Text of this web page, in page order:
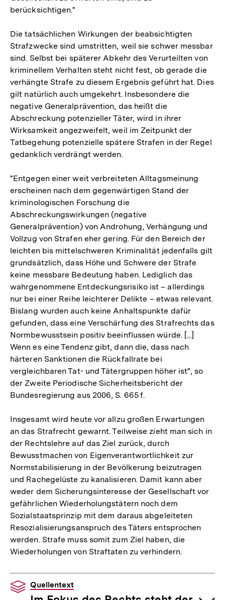
berücksichtigen."
Die tatsächlichen Wirkungen der beabsichtigten
Strafzwecke sind umstritten, weil sie schwer messbar
sind. Selbst bei späterer Abkehr des Verurteilten von
kriminellem Verhalten steht nicht fest, ob gerade die
verhängte Strafe zu diesem Ergebnis geführt hat. Dies
gilt natürlich auch umgekehrt. Insbesondere die
negative Generalprävention, das heißt die
Abschreckung potenzieller Täter, wird in ihrer
Wirksamkeit angezweifelt, weil im Zeitpunkt der
Tatbegehung potenzielle spätere Strafen in der Regel
gedanklich verdrängt werden.
"Entgegen einer weit verbreiteten Alltagsmeinung
erscheinen nach dem gegenwärtigen Stand der
kriminologischen Forschung die
Abschreckungswirkungen (negative
Generalprävention) von Androhung, Verhängung und
Vollzug von Strafen eher gering. Für den Bereich der
leichten bis mittelschweren Kriminalität jedenfalls gilt
grundsätzlich, dass Höhe und Schwere der Strafe
keine messbare Bedeutung haben. Lediglich das
wahrgenommene Entdeckungsrisiko ist – allerdings
nur bei einer Reihe leichterer Delikte – etwas relevant.
Bislang wurden auch keine Anhaltspunkte dafür
gefunden, dass eine Verschärfung des Strafrechts das
Normbewusstsein positiv beeinflussen würde. [...]
Wenn es eine Tendenz gibt, dann die, dass nach
härteren Sanktionen die Rückfallrate bei
vergleichbaren Tat- und Tätergruppen höher ist", so
der Zweite Periodische Sicherheitsbericht der
Bundesregierung aus 2006, S. 665 f.
Insgesamt wird heute vor allzu großen Erwartungen
an das Strafrecht gewarnt. Teilweise zieht man sich in
der Rechtslehre auf das Ziel zurück, durch
Bewusstmachen von Eigenverantwortlichkeit zur
Normstabilisierung in der Bevölkerung beizutragen
und Rachegelüste zu kanalisieren. Damit kann aber
weder dem Sicherungsinteresse der Gesellschaft vor
gefährlichen Wiederholungstätern noch dem
Sozialstaatsprinzip mit dem daraus abgeleiteten
Resozialisierungsanspruch des Täters entsprochen
werden. Strafe muss somit zum Ziel haben, die
Wiederholungen von Straftaten zu verhindern.
Quellentext